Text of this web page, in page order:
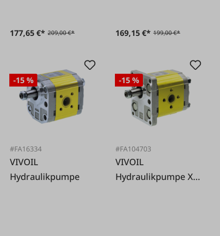
177,65 €* 209,00 €* 169,15 €* 199,00 €*
-15 %
#FA16334
VIVOIL
Hydraulikpumpe
-15 %
#FA104703
VIVOIL
Hydraulikpumpe XV-